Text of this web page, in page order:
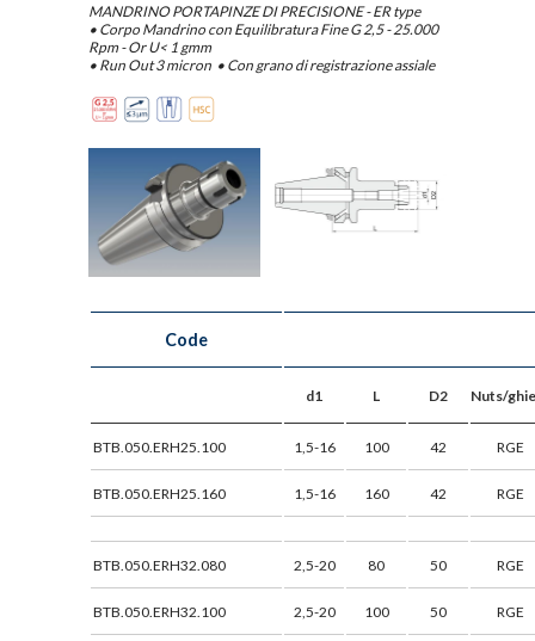
MANDRINO PORTAPINZE DI PRECISIONE - ER type
• Corpo Mandrino con Equilibratura FineG 2,5 - 25.000
Rpm - Or U< 1 gmm
• Run Out 3 micron • Con grano di registrazione assiale
Code
d1 L D2 Nuts/
BTB.050.ERH25.100 1,5-16 100 42 RGE
BTB.050.ERH25.160 1,5-16 160 42 RGE
BTB.050.ERH32.080 2,5-20 80 50 RGE
BTB.050.ERH32.100 2,5-20 100 50 RGE